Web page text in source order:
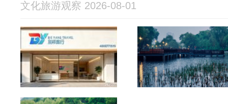
文化旅游观察 2026-08-01